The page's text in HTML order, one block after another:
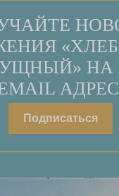
НА
Подписаться